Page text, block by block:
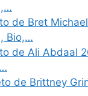
de Bret
Bio,…
de Ali Abdaal
de Brittney